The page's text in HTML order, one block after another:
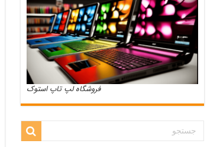
فروشگاه لپ تاپ استوک